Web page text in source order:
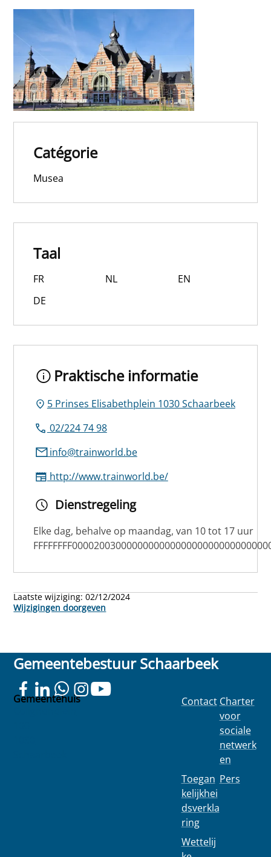
Catégorie
Musea
Taal
FR NL
EN
DE
Praktische informatie
5 Prinses Elisabethplein 1030 Schaarbeek
02/224 74 98
info@trainworld.be
http://www.trainworld.be/
Dienstregeling
Elke dag, behalve op maandag, van 10 tot 17 uur
Laatste wijziging:02/12/2024
Wijzigingen doorgeven
Gemeentebestuur Schaarbeek
Gemeentehuis
Contact
Toegan
kelijkhei
dsverkla
ring
Wettelij
Charter
voor
sociale
netwerk
en
Pers